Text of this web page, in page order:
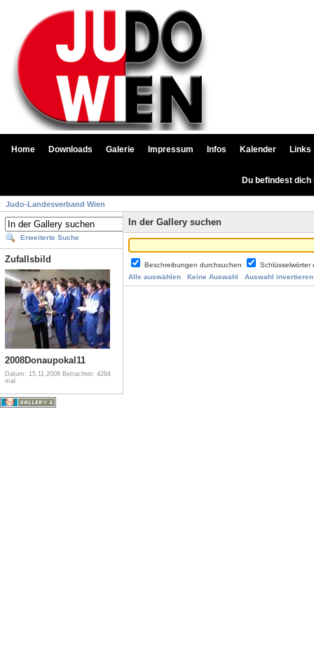
Home Downloads Galerie Impressum Infos Kalender Links
Du befindest
Judo-Landesverband Wien
Erweiterte Suche
Zufallsbild
2008Donaupokal11
Datum: 15.11.2008 Betrachtet: 4284
mal
In der Gallery suchen
Beschreibungen durchsuchen
Alle auswählen
Keine Auswahl Auswahl invertieren